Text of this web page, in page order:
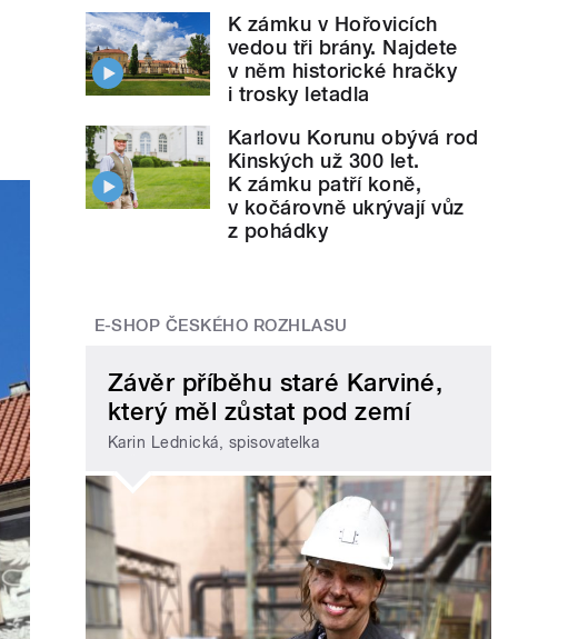
K zámku v Hořovicích
vedou tři brány. Najdete
v něm historické hračky
i trosky letadla
Karlovu Korunu obývá rod
Kinských už 300 let.
K zámku patří koně,
v kočárovně ukrývají vůz
z pohádky
E-SHOP ČESKÉHO ROZHLASU
Závěr příběhu staré Karviné,
který měl zůstat pod zemí
Karin Lednická, spisovatelka